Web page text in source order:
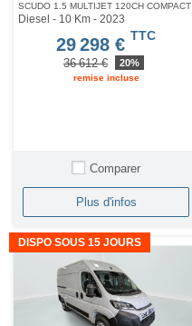
SCUDO 1.5 MULTIJET 120CH COMPACT
Diesel - 10 Km - 2023
29 298 € TTC
36 612 € 20%
remise incluse
Comparer
Plus d'infos
DISPO SOUS 15 JOURS